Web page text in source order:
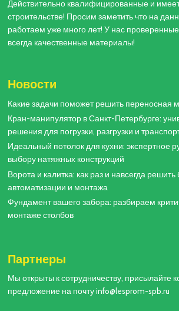
Действительно квалифицированные и
строительстве! Просим заметить что на
работаем уже много лет! У нас
всегда качественные материалы!
Новости
Какие задачи поможет решить переносная
Кран-манипулятор в Санкт-Петербурге:
решения для погрузки, разгрузки и
Идеальный потолок для кухни: экспертное
выбору натяжных конструкций
Ворота и калитка: как раз и навсегда решить
автоматизации и монтажа
Фундамент вашего забора: разбираем
монтаже столбов
Партнеры
Мы открыты к сотрудничеству, присылайте
предложение на почту info@lesprom-spb.ru